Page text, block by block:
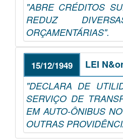
"ABRE CRÉDITOS
REDUZ
ORÇAMENTÁRIAS".
15/12/1949 LEI
"DECLARA DE
SERVIÇO DE
EM AUTO-ÔNIBUS
OUTRAS